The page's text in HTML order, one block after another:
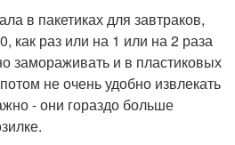
в пакетиках для завтраков,
как раз или на 1 или на 2 раза
замораживать и в пластиковых
не очень удобно извлекать
- они гораздо больше